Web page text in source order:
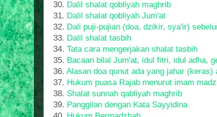
30. Dalil shalat qobliyah maghrib
31. Dalil shalat qobliyah Jum'at
32. Dali puji-pujian (doa, dzikir, sya'ir)
33. Dalil shalat tasbih
34. Tata cara mengerjakan shalat tasbih
35. Bacaan bilal Jum'at, idul fitri, idul adha,
36. Alasan doa qunut ada yang jahar (keras)
37. Hukum puasa Rajab menurut imam
38. Shalat sunnah qabliyah maghrib
39. Panggilan dengan Kata Sayyidina